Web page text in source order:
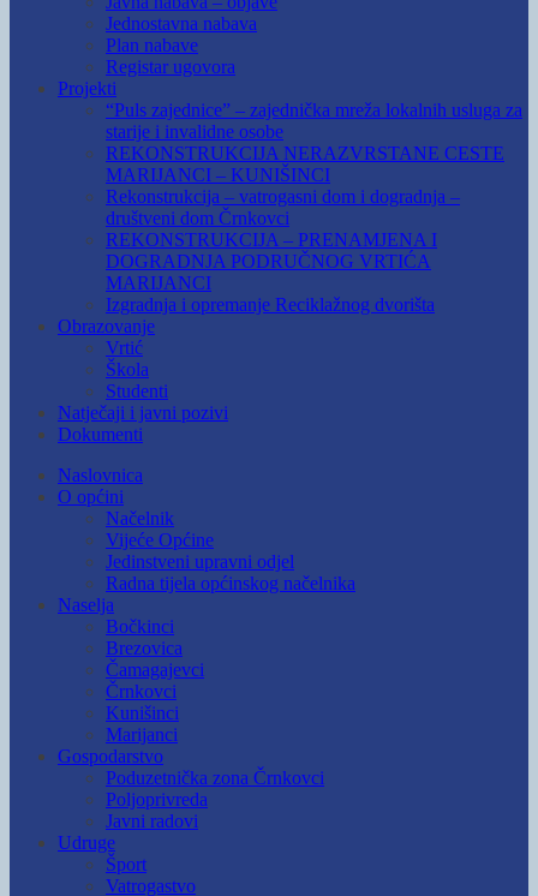
Jednostavna nabava
Plan nabave
Registar ugovora
Projekti
“Puls zajednice” – zajednička mreža lokalnih usluga za
starije i invalidne osobe
REKONSTRUKCIJA NERAZVRSTANE CESTE
MARIJANCI – KUNIŠINCI
Rekonstrukcija – vatrogasni dom i dogradnja –
društveni dom Črnkovci
REKONSTRUKCIJA – PRENAMJENA I
DOGRADNJA PODRUČNOG VRTIĆA
MARIJANCI
Izgradnja i opremanje Reciklažnog dvorišta
Obrazovanje
Vrtić
Škola
Studenti
Natječaji i javni pozivi
Dokumenti
Naslovnica
O općini
Načelnik
Vijeće Općine
Jedinstveni upravni odjel
Radna tijela općinskog načelnika
Naselja
Bočkinci
Brezovica
Čamagajevci
Črnkovci
Kunišinci
Marijanci
Gospodarstvo
Poduzetnička zona Črnkovci
Poljoprivreda
Javni radovi
Udruge
Šport
Vatrogastvo